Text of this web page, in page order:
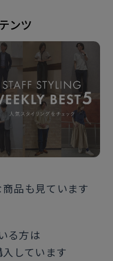
い合わせ
ンツ
品も見ています
る方は
しています